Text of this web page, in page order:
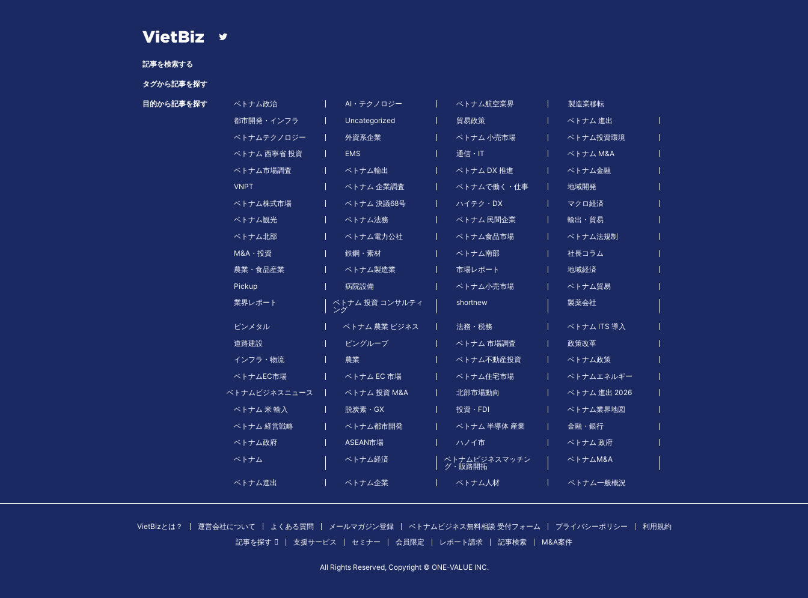
記事を検索する
タグから記事を探す
目的から記事を探す ベトナム政治 AI・テクノロジー ベトナム航空業界
製造業移転
都市開発・インフラ
Uncategorized 貿易政策
ベトナム 進出
ベトナムテクノロジー
外資系企業 ベトナム 小売市場
ベトナム投資環境
ベトナム 西寧省 投資
EMS 通信・IT
ベトナム M&A
ベトナム市場調査
ベトナム輸出 ベトナム DX 推進
ベトナム金融
VNPT
ベトナム 企業調査 ベトナムで働く・仕事
地域開発
ベトナム株式市場
ベトナム 決議68号 ハイテク・DX
マクロ経済
ベトナム観光
ベトナム法務 ベトナム 民間企業
輸出・貿易
ベトナム北部
ベトナム電力公社 ベトナム食品市場
ベトナム法規制
M&A・投資
鉄鋼・素材 ベトナム南部
社長コラム
農業・食品産業
ベトナム製造業 市場レポート
地域経済
Pickup
病院設備 ベトナム小売市場
ベトナム貿易
業界レポート
ベトナム 投資 コンサルティ
ング
shortnew 製薬会社
ビンメタル ベトナム 農業 ビジネス 法務・税務
ベトナム ITS 導入
道路建設
ビングループ ベトナム 市場調査
政策改革
インフラ・物流
農業 ベトナム不動産投資
ベトナム政策
ベトナムEC市場
ベトナム EC 市場 ベトナム住宅市場
ベトナムエネルギー
ベトナムビジネスニュース
ベトナム 投資 M&A 北部市場動向
ベトナム 進出 2026
ベトナム 米 輸入
脱炭素・GX 投資・FDI
ベトナム業界地図
ベトナム 経営戦略
ベトナム都市開発 ベトナム 半導体 産業
金融・銀行
ベトナム政府
ASEAN市場 ハノイ市
ベトナム 政府
ベトナム
ベトナム経済
ベトナムビジネスマッチン
グ・販路開拓
ベトナムM&A
ベトナム進出 ベトナム企業 ベトナム人材 ベトナム一般概況
VietBizとは？ 運営会社について よくある質問 メールマガジン登録 ベトナムビジネス無料相談 受付フォーム プライバシーポリシー
利用規約
記事を探す
支援サービス セミナー 会員限定 レポート請求 記事検索 M&A案件
All Rights Reserved, Copyright ©︎ ONE-VALUE INC.